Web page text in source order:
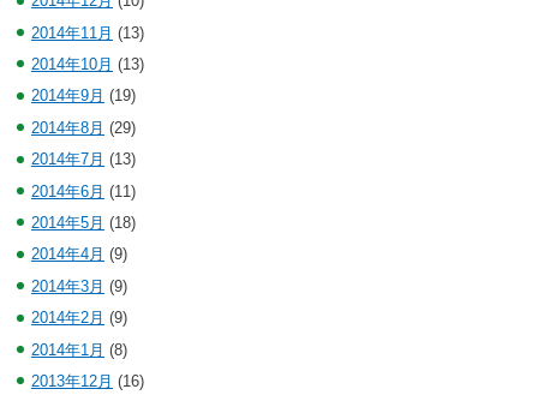
2014年11月 (13)
2014年10月 (13)
2014年9月 (19)
2014年8月 (29)
2014年7月 (13)
2014年6月 (11)
2014年5月 (18)
2014年4月 (9)
2014年3月 (9)
2014年2月 (9)
2014年1月 (8)
2013年12月 (16)